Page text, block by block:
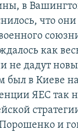
в
что
как
не дадут
был в Киеве
ЯЕС так
и